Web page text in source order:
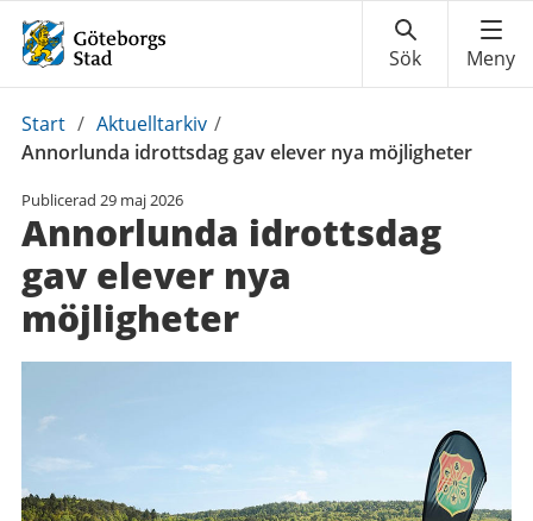
Du
är
Start / Aktuelltarkiv /
Annorlunda idrottsdag gav elever nya möjligheter
Publicerad 29 maj 2026
Annorlunda idrottsdag
gav elever nya
möjligheter